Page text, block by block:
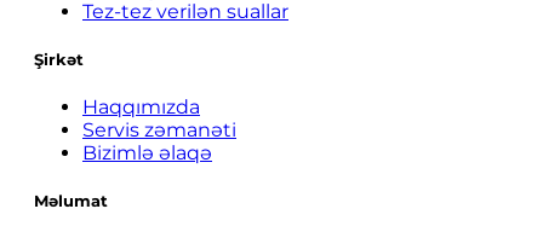
Tez-tez verilən suallar
Şirkət
Haqqımızda
Servis zəmanəti
Bizimlə əlaqə
Məlumat